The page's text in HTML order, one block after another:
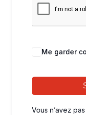
Me garder
Vous n’avez